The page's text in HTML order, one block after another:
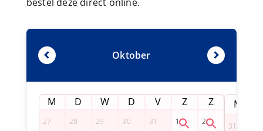
Oktober
M D W D V Z Z M